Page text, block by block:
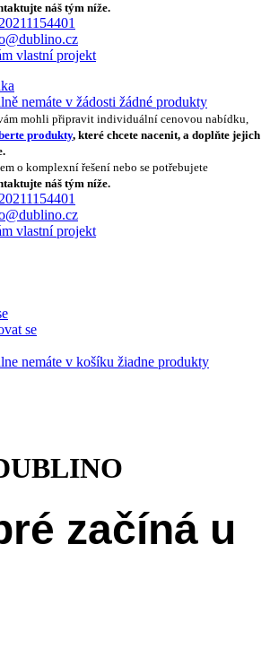
náš tým níže.
vlastní projekt
nemáte v žádosti žádné produkty
mohli připravit individuální cenovou nabídku,
produkty, které chcete nacenit, a doplňte jejich
o komplexní řešení nebo se potřebujete
náš tým níže.
vlastní projekt
se
nemáte v košíku žiadne produkty
začíná u